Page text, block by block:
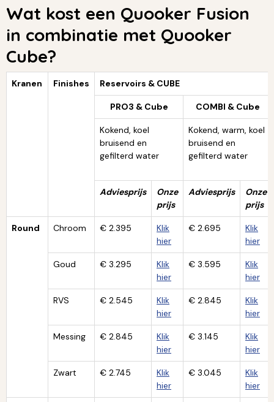
Wat kost een Quooker Fusion
in combinatie met Quooker
Cube?
Kranen Finishes Reservoirs & CUBE
PRO3 & Cube COMBI & Cube
Kokend, koel
bruisend en
gefilterd water
Kokend, warm, koel
bruisend en
gefilterd water
Adviesprijs
Onze
prijs
Adviesprijs
Onze
prijs
Round Chroom € 2.395
Klik
hier
€ 2.695
Klik
hier
Goud € 3.295
Klik
hier
€ 3.595
Klik
hier
RVS € 2.545
Klik
hier
€ 2.845
Klik
hier
Messing € 2.845
Klik
hier
€ 3.145
Klik
hier
Zwart € 2.745
Klik
hier
€ 3.045
Klik
hier